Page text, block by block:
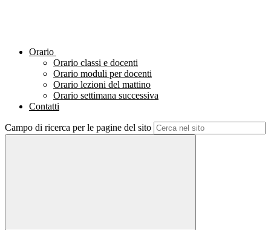
Orario
Orario classi e docenti
Orario moduli per docenti
Orario lezioni del mattino
Orario settimana successiva
Contatti
Campo di ricerca per le pagine del sito